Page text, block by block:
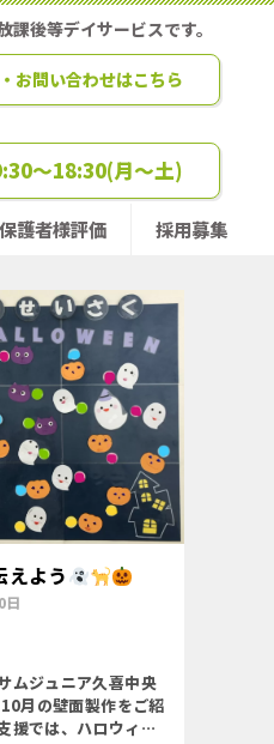
課後等デイサービスです。
お問い合わせはこちら
～18:30(月～土)
護者様評価 採用募集
えよう
日
ムジュニア久喜中央
月の壁面製作をご紹
援では、ハロウィン